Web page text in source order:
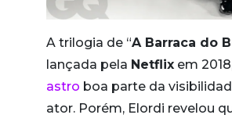
A trilogia de “A Barraca do
lançada pela Netflix em
astro boa parte da
ator. Porém, Elordi revelou